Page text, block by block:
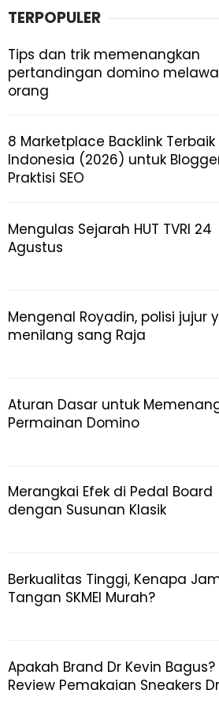
TERPOPULER
Tips dan trik memenangkan
pertandingan domino
orang
8 Marketplace Backlink Terbaik
Indonesia (2026) untuk
Praktisi SEO
Mengulas Sejarah HUT TVRI 24
Agustus
Mengenal Royadin, polisi jujur
menilang sang Raja
Aturan Dasar untuk
Permainan Domino
Merangkai Efek di Pedal Board
dengan Susunan Klasik
Berkualitas Tinggi, Kenapa
Tangan SKMEI Murah?
Apakah Brand Dr Kevin Bagus?
Review Pemakaian Sneakers